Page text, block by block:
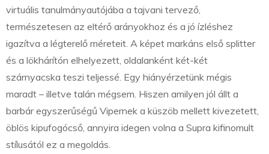
virtuális tanulmányautójába a tajvani tervező,
természetesen az eltérő arányokhoz és a jó ízléshez
igazítva a légterelő méreteit. A képet markáns első splitter
és a lökhárítón elhelyezett, oldalanként két-két
szárnyacska teszi teljessé. Egy hiányérzetünk mégis
maradt – illetve talán mégsem. Hiszen amilyen jól állt a
barbár egyszerűségű Vipernek a küszöb mellett kivezetett,
öblös kipufogócső, annyira idegen volna a Supra kifinomult
stílusától ez a megoldás.